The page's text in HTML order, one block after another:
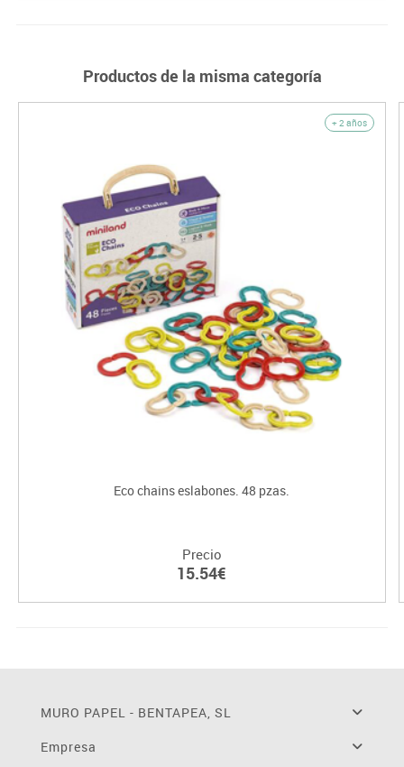
Productos de la misma categoría
+ 2 años
Eco chains eslabones. 48 pzas.
Precio
15.54€
MURO PAPEL - BENTAPEA, SL
Empresa